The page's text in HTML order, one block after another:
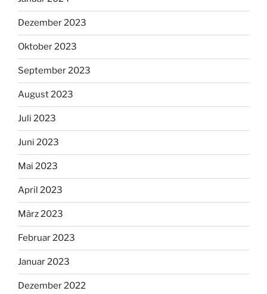
Dezember 2023
Oktober 2023
September 2023
August 2023
Juli 2023
Juni 2023
Mai 2023
April 2023
März 2023
Februar 2023
Januar 2023
Dezember 2022